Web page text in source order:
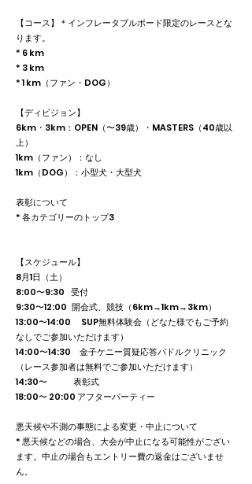
【コース】＊インフレータブルボード限定のレースとな
ります。
* 6 km
* 3 km
* 1 km（ファン・DOG）
【ディビジョン】
6km・3km：OPEN（〜39歳）・MASTERS（40歳以
上）
1km（ファン）：なし
1km（DOG）：小型犬・大型犬
表彰について
* 各カテゴリーのトップ3
【スケジュール】
8月1日（土）
8:00〜9:30 受付
9:30〜12:00 開会式、競技（6km→1km→3km）
13:00〜14:00 SUP無料体験会（どなた様でもご予約
なしでご参加いただけます）
14:00〜14:30 金子ケニー質疑応答パドルクリニック
（レース参加者は無料でご参加いただけます）
14:30〜 表彰式
18:00〜 20:00 アフターパーティー
悪天候や不測の事態による変更・中止について
* 悪天候などの場合、大会が中止になる可能性がござい
ます。中止の場合もエントリー費の返金はございませ
ん。